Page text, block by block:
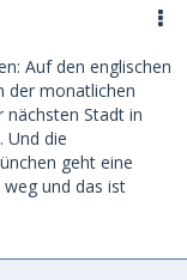
Auf den englischen
der monatlichen
nächsten Stadt in
Und die
geht eine
und das ist